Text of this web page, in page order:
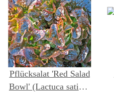
Pflücksalat 'Red Salad
Bowl' (Lactuca sativa)